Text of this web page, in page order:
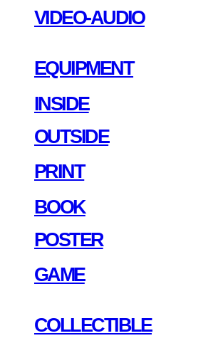
VIDEO-AUDIO
EQUIPMENT
INSIDE
OUTSIDE
PRINT
BOOK
POSTER
GAME
COLLECTIBLE